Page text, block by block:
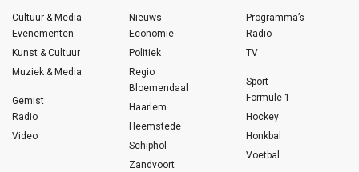
Cultuur & Media
Evenementen
Kunst & Cultuur
Muziek & Media
Gemist
Radio
Video
Nieuws
Economie
Politiek
Regio
Bloemendaal
Haarlem
Heemstede
Schiphol
Zandvoort
Programma’s
Radio
TV
Sport
Formule 1
Hockey
Honkbal
Voetbal